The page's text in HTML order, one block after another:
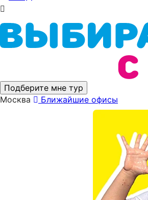
Подберите мне тур
Москва
Ближайшие офисы